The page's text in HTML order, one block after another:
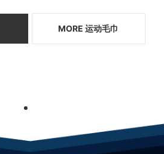
MORE 运动毛巾
1